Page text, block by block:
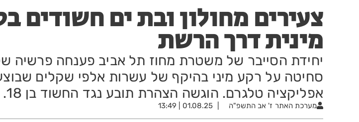
צעירים מחולון ובת ים חשודים
מינית דרך הרשת
יחידת הסייבר של משטרת מחוז תל אביב פענחה פרשיה
סחיטה על רקע מיני בהיקף של עשרות אלפי שקלים
אפליקציה טלגרם. הוגשה הצהרת תובע נגד החשוד בן 18.
מערכת האתר ז' אב התשפ"ה 01.08.25 | 13:49